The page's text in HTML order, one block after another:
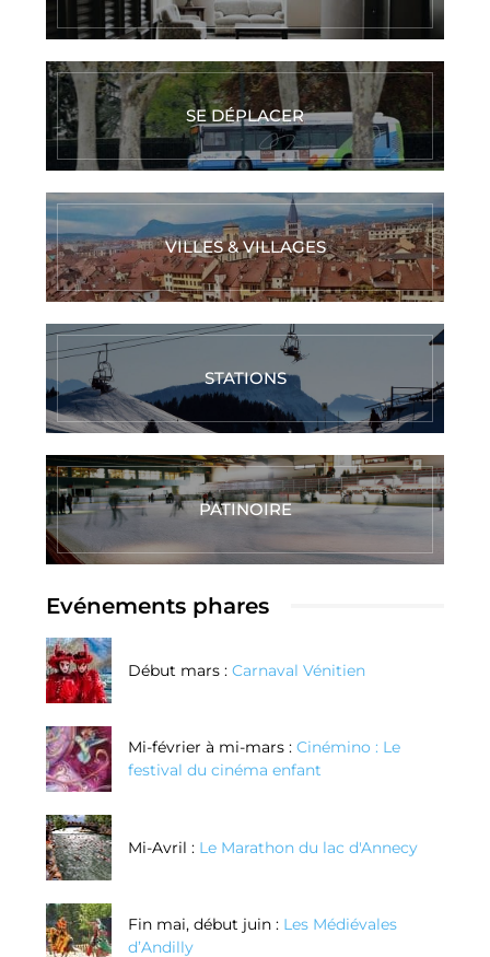
SE DÉPLACER
VILLES & VILLAGES
STATIONS
PATINOIRE
Evénements phares
Début mars : Carnaval Vénitien
Mi-février à mi-mars : Cinémino : Le
festival du cinéma enfant
Mi-Avril : Le Marathon du lac d'Annecy
Fin mai, début juin : Les Médiévales
d’Andilly